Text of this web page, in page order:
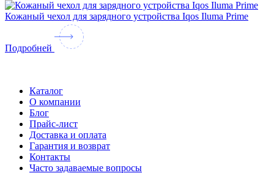
Кожаный чехол для зарядного устройства Iqos Iluma Prime
Подробней
Каталог
О компании
Блог
Прайс-лист
Доставка и оплата
Гарантия и возврат
Контакты
Часто задаваемые вопросы